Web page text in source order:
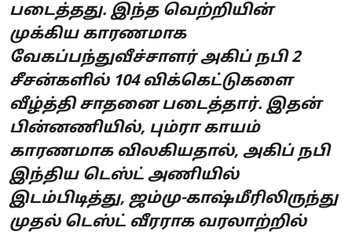
படைத்தது. இந்த வெற்றியின்
முக்கிய காரணமாக
வேகப்பந்துவீச்சாளர் அகிப் நபி 2
சீசன்களில் 104 விக்கெட்டுகளை
வீழ்த்தி சாதனை படைத்தார். இதன்
பின்னணியில், பும்ரா காயம்
காரணமாக விலகியதால், அகிப் நபி
இந்திய டெஸ்ட் அணியில்
இடம்பிடித்து, ஜம்மு-காஷ்மீரிலிருந்து
முதல் டெஸ்ட் வீரராக வரலாற்றில்